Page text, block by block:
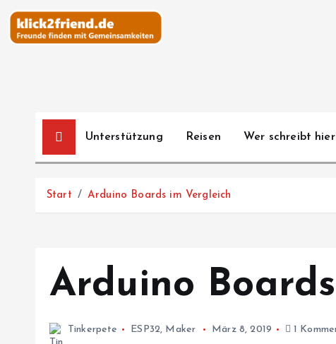
Unterstützung Reisen Wer schreibt
Start Arduino Boards im Vergleich
Arduino
Tinkerpete ESP32, Maker März 8, 2019 1